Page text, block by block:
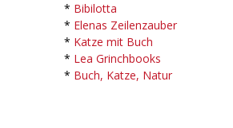
* Bibilotta
* Elenas Zeilenzauber
* Katze mit Buch
* Lea Grinchbooks
* Buch, Katze, Natur